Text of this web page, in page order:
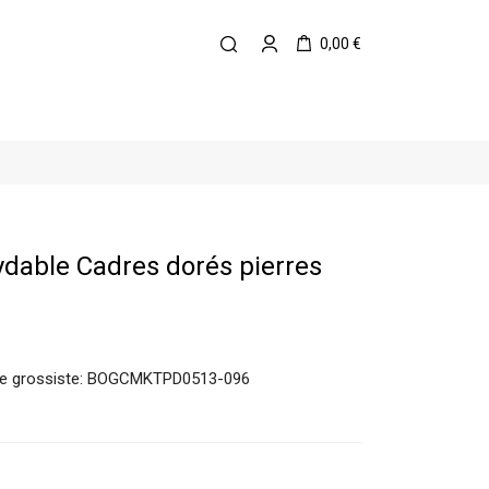
0,00 €
Cadres dorés pierres
BOGCMKTPD0513-096